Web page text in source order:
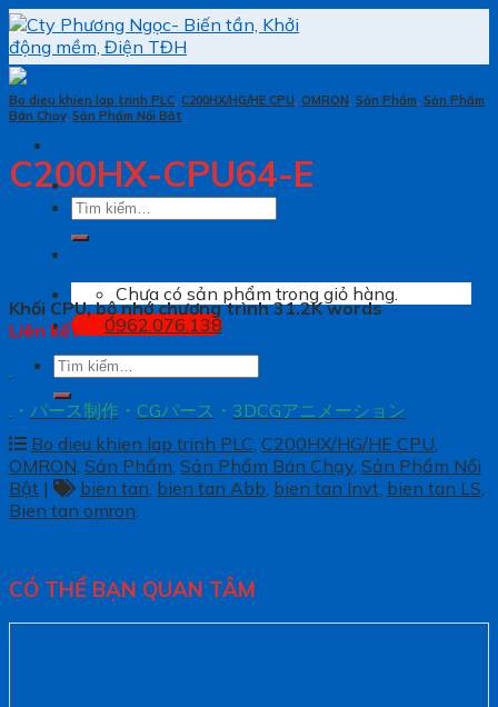
Skip
to
content
Tìm
Chưa có sản phẩm trong giỏ hàng.
0962.076.138
Tìm
Bo dieu khien lap trinh PLC, C200HX/HG/HE CPU, OMRON, Sản Phẩm, Sản Phẩm
Bán Chạy, Sản Phẩm Nổi Bật
C200HX-CPU64-E
Khối CPU, bộ nhớ chương trình 31.2K words
Liên kết
・ パース制作 ・ CGパース ・ 3DCGアニメーション
Bo dieu khien lap trinh PLC C200HX/HG/HE CPU
OMRON Sản Phẩm Sản Phẩm Bán Chạy Sản Phẩm Nổi
Bật | bien tan bien tan Abb bien tan Invt bien tan LS
Bien tan omron
CÓ THỂ BẠN QUAN TÂM